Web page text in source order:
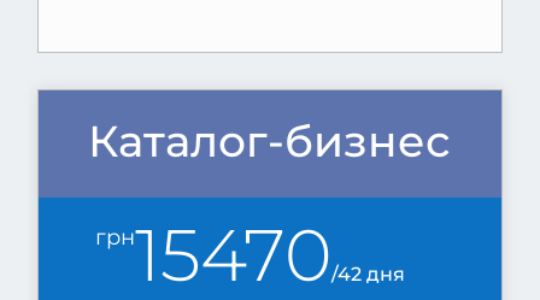
Каталог-бизнес
грн15470/42 дня